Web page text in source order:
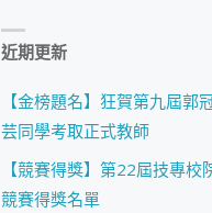
近期更新
【金榜題名】狂賀第九屆郭
芸同學考取正式教師
【競賽得獎】第22屆技專校
競賽得獎名單